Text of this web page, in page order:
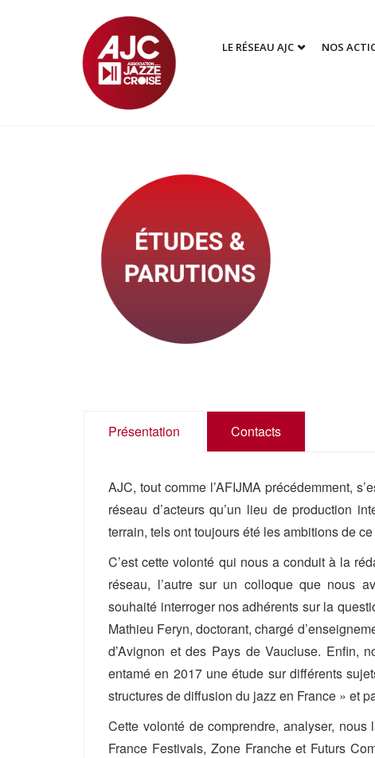
LE RÉSEAU AJC NOS
Présentation Contacts
AJC, tout comme l’AFIJMA précédemment,
réseau d’acteurs qu’un lieu de production
terrain, tels ont toujours été les ambitions de
C’est cette volonté qui nous a conduit à la
réseau, l’autre sur un colloque que nous
souhaité interroger nos adhérents sur la
Mathieu Feryn, doctorant, chargé
d’Avignon et des Pays de Vaucluse. Enfin,
entamé en 2017 une étude sur différents
structures de diffusion du jazz en France » et
Cette volonté de comprendre, analyser,
France Festivals, Zone Franche et Futurs